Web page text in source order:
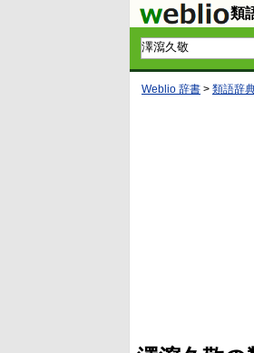
類
Weblio 辞書 > 類語辞